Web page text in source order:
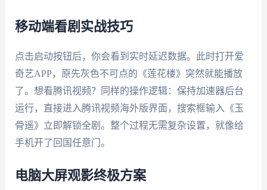
移动端看剧实战技巧
点击启动按钮后，你会看到实时延迟数据。此时打开爱
奇艺APP，原先灰色不可点的《莲花楼》突然就能播放
了。想看腾讯视频？同样的操作逻辑：保持加速器后台
运行，直接进入腾讯视频海外版界面，搜索框输入《玉
骨遥》立即解锁全剧。整个过程无需复杂设置，就像给
手机开了回国任意门。
电脑大屏观影终极方案